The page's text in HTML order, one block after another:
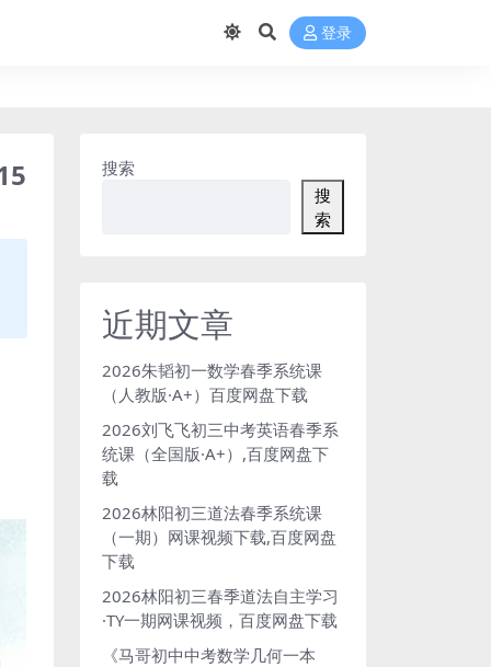
登录
搜索
搜
索
近期文章
2026朱韬初一数学春季系统课
（人教版·A+）百度网盘下载
2026刘飞飞初三中考英语春季系
统课（全国版·A+）,百度网盘下
载
2026林阳初三道法春季系统课
（一期）网课视频下载,百度网盘
下载
2026林阳初三春季道法自主学习
·TY一期网课视频，百度网盘下载
《马哥初中中考数学几何一本